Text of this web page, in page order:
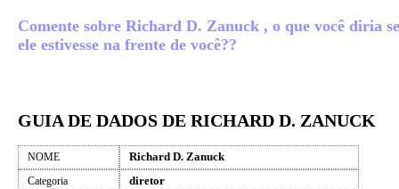
Comente sobre Richard D. Zanuck , o que você diria se
ele estivesse na frente de você??
GUIA DE DADOS DE RICHARD D. ZANUCK
NOME Richard D. Zanuck
Categoria diretor